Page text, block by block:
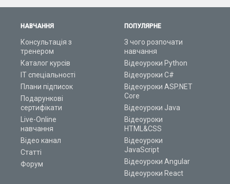
НАВЧАННЯ
Консультація з
тренером
Каталог курсів
ІТ спеціальності
Плани підписок
Подарункові
сертифікати
Live-Online
навчання
Відео канал
Статті
Форум
ПОПУЛЯРНЕ
З чого розпочати
навчання
Відеоуроки Python
Відеоуроки C#
Відеоуроки ASP.NET
Core
Відеоуроки Java
Відеоуроки
HTML&CSS
Відеоуроки
JavaScript
Відеоуроки Angular
Відеоуроки React